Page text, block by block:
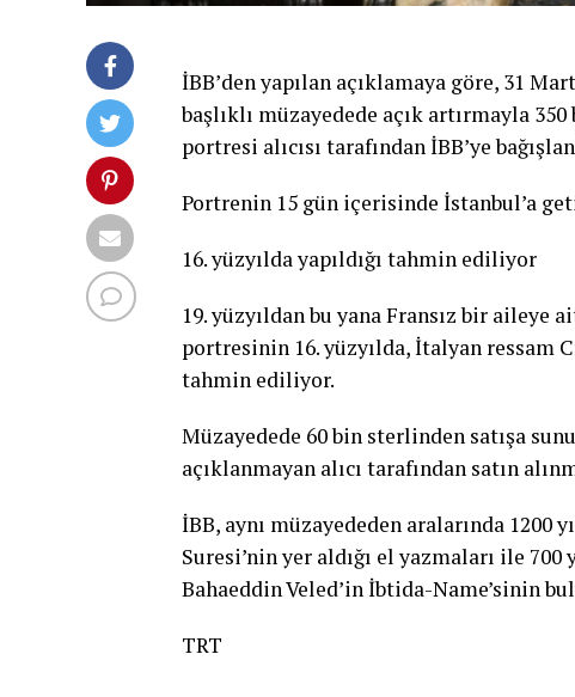
İBB’den yapılan açıklamaya göre, 31
başlıklı müzayedede açık artırmayla
portresi alıcısı tarafından İBB’ye
Portrenin 15 gün içerisinde İstanbul’a
16. yüzyılda yapıldığı tahmin ediliyor
19. yüzyıldan bu yana Fransız bir
portresinin 16. yüzyılda, İtalyan ressam
tahmin ediliyor.
Müzayedede 60 bin sterlinden satışa
açıklanmayan alıcı tarafından satın
İBB, aynı müzayededen aralarında 1200
Suresi’nin yer aldığı el yazmaları ile 700
Bahaeddin Veled’in İbtida-Name’sinin
TRT